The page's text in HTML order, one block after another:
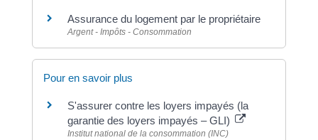
Assurance du logement par le propriétaire
Argent - Impôts - Consommation
Pour en savoir plus
S'assurer contre les loyers impayés (la
garantie des loyers impayés – GLI)
Institut national de la consommation (INC)